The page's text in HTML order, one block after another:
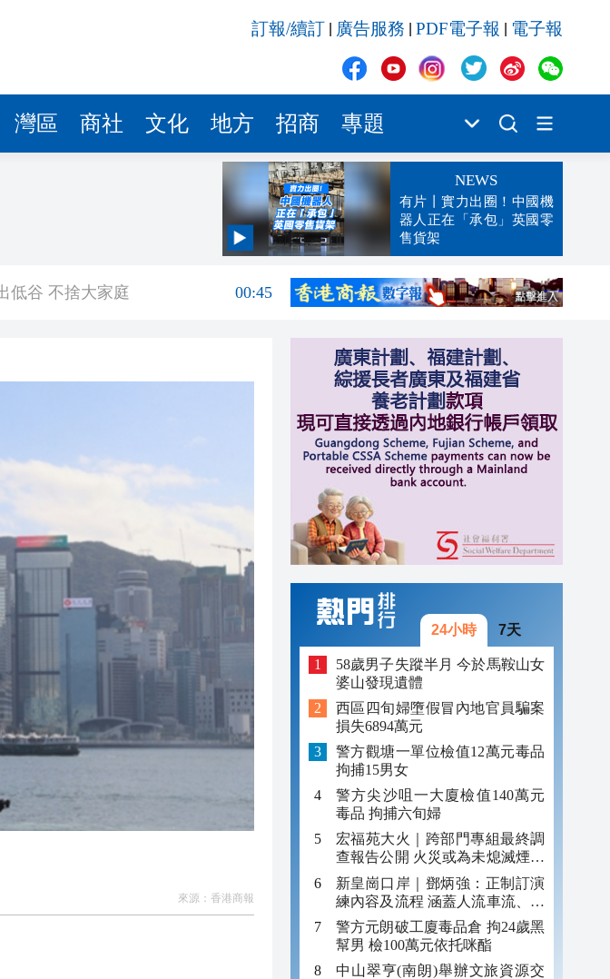
訂報/續訂 廣告服務 PDF電子報 電子報
灣區 商社 文化 地方 招商 專題
NEWS
有片丨實力出圈！中國機
器人正在「承包」英國零
售貨架
04:29
低谷 不捨大家庭
00:45
厚情誼 有歡亦有淚 緬懷「豹
來源： 香港商報
24小時 7天
58歲男子失蹤半月 今於馬鞍山女
婆山發現遺體
西區四旬婦墮假冒內地官員騙案
損失6894萬元
警方觀塘一單位檢值12萬元毒品
拘捕15男女
警方尖沙咀一大廈檢值140萬元
毒品 拘捕六旬婦
宏福苑大火｜跨部門專組最終調
查報告公開 火災或為未熄滅煙頭
引發
新皇崗口岸｜鄧炳強：正制訂演
練內容及流程 涵蓋人流車流、緊
急應變等
警方元朗破工廈毒品倉 拘24歲黑
幫男 檢100萬元依托咪酯
中山翠亨(南朗)舉辦文旅資源交